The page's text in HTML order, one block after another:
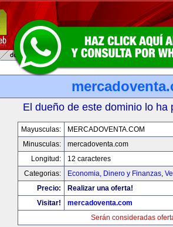
El dueño de este dominio lo ha
Mayusculas:
MERCADOVENTA.COM
Minusculas:
mercadoventa.com
Longitud:
12 caracteres
Categorias:
Economia, Dinero y Finanzas,
Precio:
Realizar una oferta!
Visitar!
mercadoventa.com
Serán consideradas